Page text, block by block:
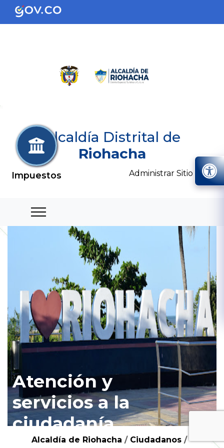
Alcaldía Distrital de
Riohacha
Administrar Sitio
Atención y
servicios a la
ciudadanía
Alcaldía de Riohacha / Ciudadanos /
Impuestos